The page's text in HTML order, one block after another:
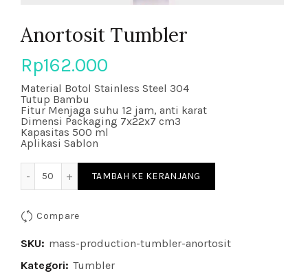
Anortosit Tumbler
Rp162.000
Material Botol Stainless Steel 304
Tutup Bambu
Fitur Menjaga suhu 12 jam, anti karat
Dimensi Packaging 7x22x7 cm3
Kapasitas 500 ml
Aplikasi Sablon
Kuantitas Anortosit Tumbler
TAMBAH KE KERANJANG
Compare
SKU: mass-production-tumbler-anortosit
Kategori: Tumbler